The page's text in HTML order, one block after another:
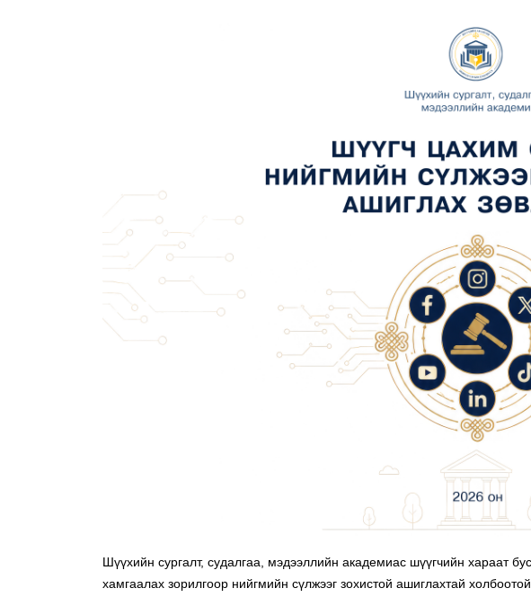
Шүүхийн сургалт, судалгаа, мэдээллийн академиас шүүгчийн хараат
хамгаалах зорилгоор нийгмийн сүлжээг зохистой ашиглахтай